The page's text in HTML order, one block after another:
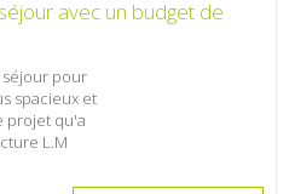
avec un budget de
spacieux et
projet qu'a
L.M